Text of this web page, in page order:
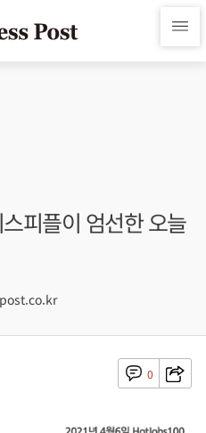
피플이 엄선한 오늘
0